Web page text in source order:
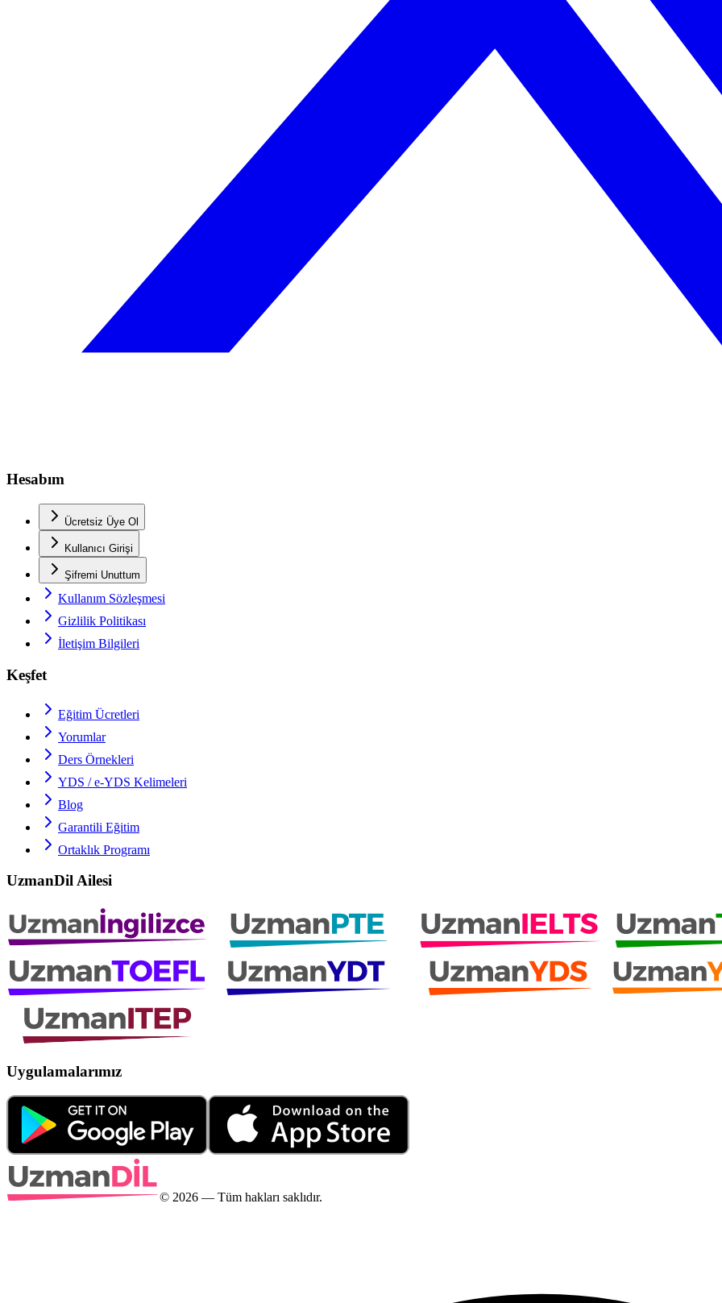
Hesabım
Ücretsiz Üye Ol
Kullanıcı Girişi
Şifremi Unuttum
Kullanım Sözleşmesi
Gizlilik Politikası
İletişim Bilgileri
Keşfet
Eğitim Ücretleri
Yorumlar
Ders Örnekleri
YDS / e-YDS Kelimeleri
Blog
Garantili Eğitim
Ortaklık Programı
UzmanDil Ailesi
Uygulamalarımız
© 2026 — Tüm hakları saklıdır.